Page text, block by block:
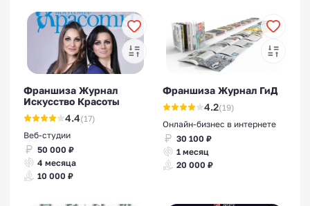
Франшиза Журнал
Искусство Красоты
4.4(17)
Веб-студии
50 000 ₽
4 месяца
10 000 ₽
Франшиза Журнал ГиД
4.2(19)
Онлайн-бизнес в интернете
30 100 ₽
1 месяц
20 000 ₽